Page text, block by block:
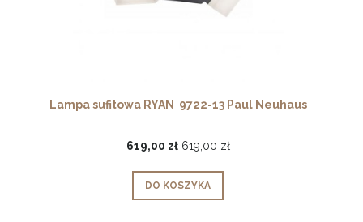
Lampa sufitowa RYAN 9722-13 Paul Neuhaus
619,00 zł 619,00 zł
DO KOSZYKA